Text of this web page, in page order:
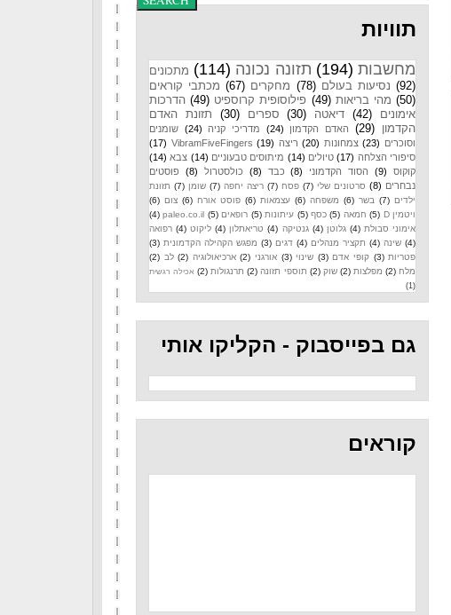
תוויות
מחשבות (194) תזונה נכונה (114) מתכונים
(92) נסיעות בעולם (78) מחקרים (67) מכתבי קוראים
(50) מהי בריאות (49) פילוסופית קרוספיט (49) הדרכות
אימונים
(42) דיאטה (30) ספרים (30)
תזונת האדם
הקדמון (29) האדם הקדמון (24) מדריכי קניה (24) שומנים
וסוכרים (23) צמחונות (20) ריצה (19)
VibramFiveFingers
(17)
סיפורי הצלחה (17) טיולים (14) מיתוסים טבעוניים (14) צבא (14)
קוקוס
(9) הסוד הקדמוני (8) כבד (8) כולסטרול (8)
פוסטים
נבחרים (8) סרטונים שלי (7) פסח (7) ריצה יחפה (7) שומן (7) תזונת
ילדים (7) בשר (6) משפחה (6) עצמאות (6) פוסט אורח (6) צום (6)
ויטמין D
(5) חמאה (5) כסף (5) עיתונות (5) רופאים (5)
paleo.co.il
(4)
אימוני סבולת (4) גלוטן (4) גנטיקה (4) טריאתלון (4) ליקוט (4) רפואה
(4) שינה (4) תקציר מנהלים (4) דגים (3) מפגש הקהילה הקדמונית (3)
פטריות (3) קופי אדם (3) שינוי (3) אורגני (2) ארכיאולוגיה (2) לב (2)
מלח (2) מפלצות (2) שוק (2) תוספי תזונה (2) תרנגולות (2) אכילה רגשית
(1)
גם בפייסבוק - הקליקו אותי
קוראים